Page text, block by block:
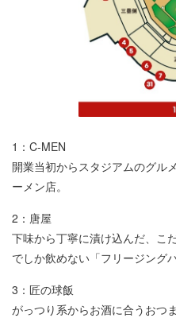
1：C-MEN
開業当初からスタジアムのグル
ーメン店。
2：唐屋
下味から丁寧に漬け込んだ、こ
でしか飲めない「フリージング
3：匠の球飯
がっつり系からお酒に合うおつ